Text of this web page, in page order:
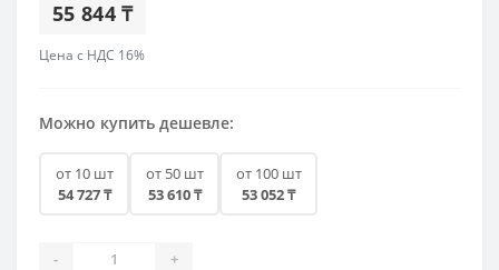
55 844 ₸
Цена с НДС 16%
Можно купить дешевле:
от 10 шт
54 727 ₸
от 50 шт
53 610 ₸
от 100 шт
53 052 ₸
- +